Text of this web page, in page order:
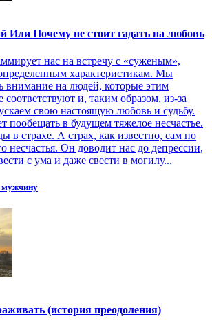
Или Почему не стоит гадать на любовь
нас на встречу с «суженым»,
характеристикам. Мы
внимание на людей, которые этим
соответствуют и, таким образом, из-за
свою настоящую любовь и судьбу.
пообещать в будущем тяжелое несчастье.
в страхе. А страх, как известно, сам по
несчастья. Он доводит нас до депрессии,
с ума и даже свести в могилу...
мужчину
(история преодоления)